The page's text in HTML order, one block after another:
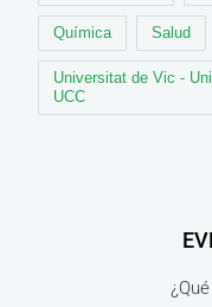
Química Salud
Universitat de Vic -
UCC